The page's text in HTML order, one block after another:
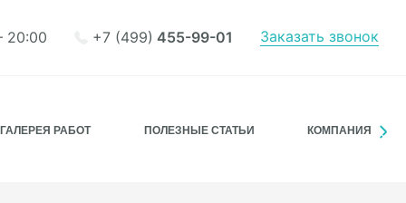
20:00 +7 (499) 455-99-01 Заказать звонок
ГАЛЕРЕЯ РАБОТ ПОЛЕЗНЫЕ СТАТЬИ КОМПАНИЯ